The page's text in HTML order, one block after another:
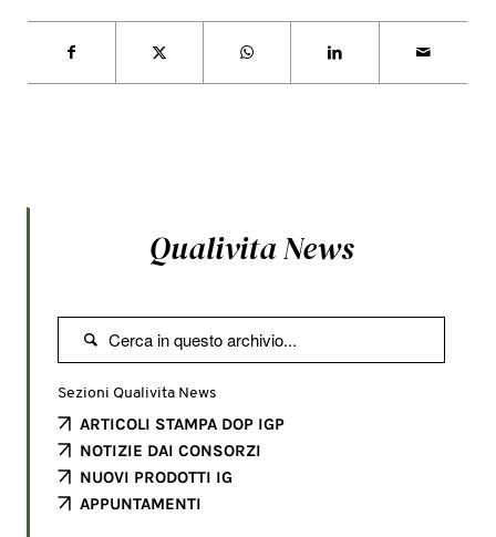
Qualivita News

Sezioni Qualivita News
ARTICOLI STAMPA DOP IGP
NOTIZIE DAI CONSORZI
NUOVI PRODOTTI IG
APPUNTAMENTI